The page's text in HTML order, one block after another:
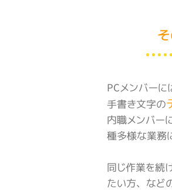
PCメンバーに
手書き文字の
内職メンバー
種多様な業務
同じ作業を続
たい方、など